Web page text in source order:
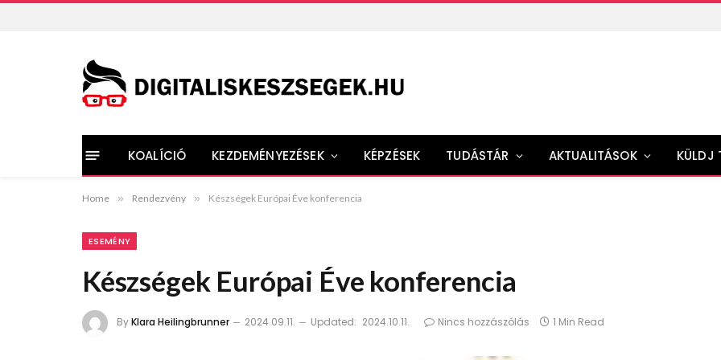
KOALÍCIÓ KEZDEMÉNYEZÉSEK KÉPZÉSEK TUDÁSTÁR AKTUALITÁSOK KÜLDJ
Home » Rendezvény » Készségek Európai Éve konferencia
ESEMÉNY
Készségek Európai Éve konferencia
ByKlara Heilingbrunner 2024.09.11. Updated: 2024.10.11. Nincs hozzászólás 1 Min Read